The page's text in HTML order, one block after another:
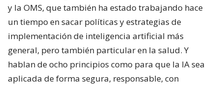
y la OMS, que también ha estado trabajando hace
un tiempo en sacar políticas y estrategias de
implementación de inteligencia artificial más
general, pero también particular en la salud. Y
hablan de ocho principios como para que la IA sea
aplicada de forma segura, responsable, con